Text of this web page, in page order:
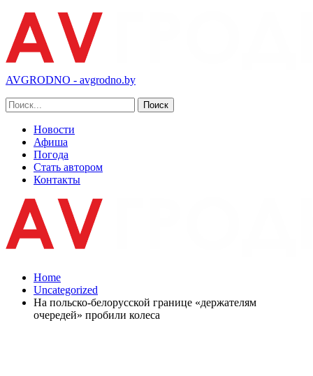
AVGRODNO - avgrodno.by
Новости
Афиша
Погода
Стать автором
Контакты
Home
Uncategorized
На польско-белорусской границе «держателям
очередей» пробили колеса